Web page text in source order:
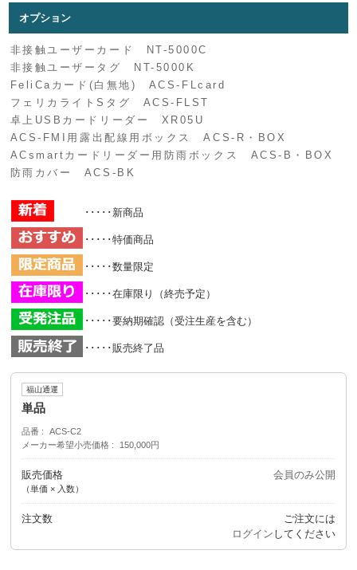
オプション
非接触ユーザーカード NT-5000C
非接触ユーザータグ NT-5000K
FeliCaカード(白無地) ACS-FLcard
フェリカライトSタグ ACS-FLST
卓上USBカードリーダー XR05U
ACS-FMI用露出配線用ボックス ACS-R・BOX
ACsmartカードリーダー用防雨ボックス ACS-B・BOX
防雨カバー ACS-BK
･････新商品
･････特価商品
･････数量限定
･････在庫限り（終売予定）
･････要納期確認（受注生産を含む）
･････販売終了品
福山通運
単品
品番
ACS-C2
メーカー希望小売価格
150,000円
販売価格
（単価 × 入数）
会員のみ公開
注文数
ご注文には
ログイン してください